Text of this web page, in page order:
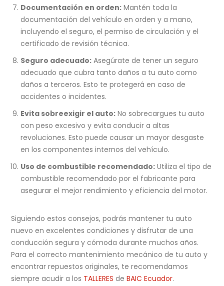
Documentación en orden:Mantén toda la
documentación del vehículo en orden y a mano,
incluyendo el seguro, el permiso de circulación y el
certificado de revisión técnica.
Seguro adecuado:Asegúrate de tener un seguro
adecuado que cubra tanto daños a tu auto como
daños a terceros. Esto te protegerá en caso de
accidentes o incidentes.
Evita sobreexigir el auto:No sobrecargues tu auto
con peso excesivo y evita conducir a altas
revoluciones. Esto puede causar un mayor desgaste
en los componentes internos del vehículo.
Uso de combustible recomendado:Utiliza el tipo de
combustible recomendado por el fabricante para
asegurar el mejor rendimiento y eficiencia del motor.
Siguiendo estos consejos, podrás mantener tu auto
nuevo en excelentes condiciones y disfrutar de una
conducción segura y cómoda durante muchos años.
Para el correcto mantenimiento mecánico de tu auto y
encontrar repuestos originales, te recomendamos
siempre acudir a los TALLERES deBAIC Ecuador.